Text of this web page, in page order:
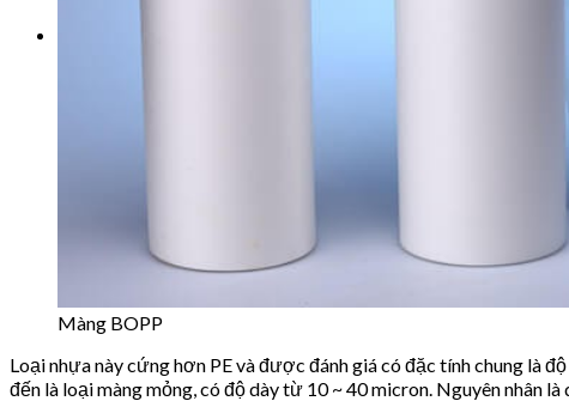
Màng BOPP
Loại nhựa này cứng hơn PE và được đánh giá có đặc tính chung là
đến là loại màng mỏng, có độ dày từ 10 ~ 40 micron. Nguyên nhân